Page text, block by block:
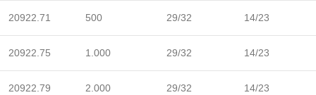
20922.71 500 29/32 14/23
20922.75 1.000 29/32 14/23
20922.79 2.000 29/32 14/23